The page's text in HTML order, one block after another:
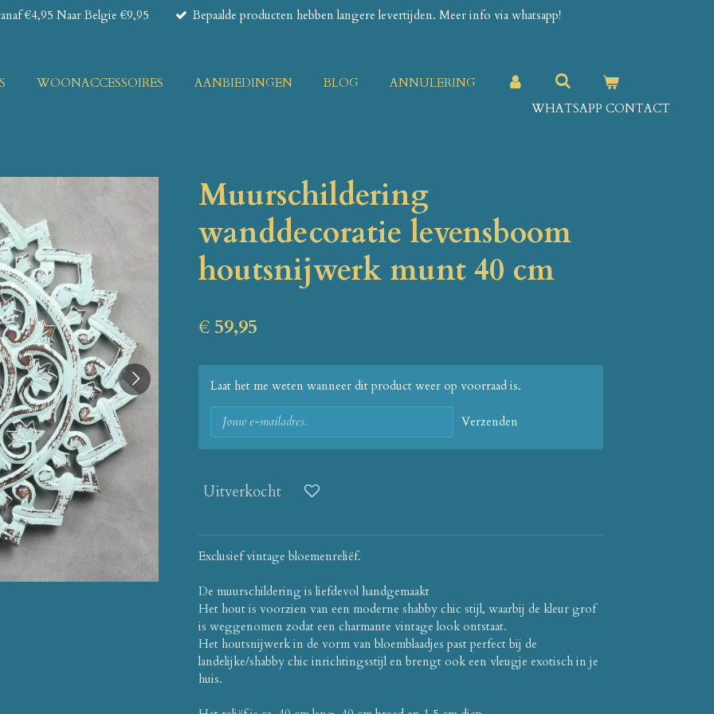
€4,95 Naar Belgie €9,95 Bepaalde producten hebben langere levertijden. Meer info via whatsapp!
WOONACCESSOIRES AANBIEDINGEN BLOG
ANNULERING
WHATSAPP CONTACT
Muurschildering
wanddecoratie levensboom
houtsnijwerk munt 40 cm
€ 59,95
Laat het me weten wanneer dit product weer op voorraad is.
Verzenden
Uitverkocht
Exclusief vintage bloemenreliëf.
De muurschildering is liefdevol handgemaakt
Het hout is voorzien van een moderne shabby chic stijl, waarbij de kleur grof
is weggenomen zodat een charmante vintage look ontstaat.
Het houtsnijwerk in de vorm van bloemblaadjes past perfect bij de
landelijke/shabby chic inrichtingsstijl en brengt ook een vleugje exotisch in je
huis.